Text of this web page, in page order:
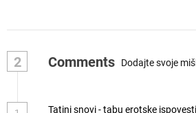
2 Comments Dodajte svoje
Tatini snovi - tabu erotske